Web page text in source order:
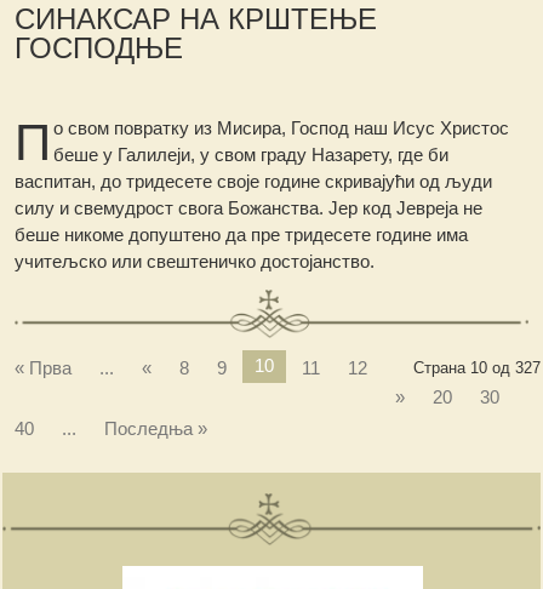
СИНАКСАР НА КРШТЕЊЕ
ГОСПОДЊЕ
П о свом повратку из Мисира, Господ наш Исус Христос
беше у Галилеји, у свом граду Назарету, где би
васпитан, до тридесете своје године скривајући од људи
силу и свемудрост свога Божанства. Јер код Јевреја не
беше никоме допуштено да пре тридесете године има
учитељско или свештеничко достојанство.
Страна 10 од 327
« Прва ... « 8 9 10 11
12
»
20
30
40
... Последња »